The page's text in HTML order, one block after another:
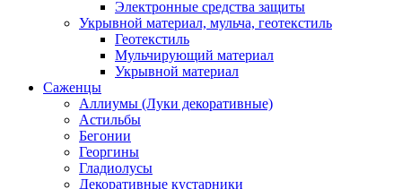
Электронные средства защиты
Укрывной материал, мульча, геотекстиль
Геотекстиль
Мульчирующий материал
Укрывной материал
Саженцы
Аллиумы (Луки декоративные)
Астильбы
Бегонии
Георгины
Гладиолусы
Декоративные кустарники